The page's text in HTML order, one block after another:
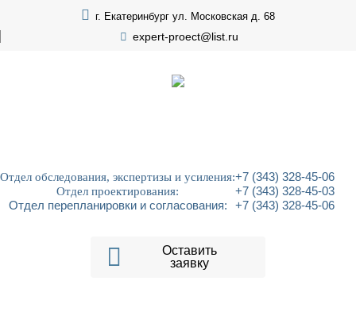
г. Екатеринбург ул. Московская д. 68
expert-proect@list.ru
Отдел обследования, экспертизы и усиления:+7 (343) 328-45-06
Отдел проектирования:
+7 (343) 328-45-03
Отдел перепланировки и согласования:
+7 (343) 328-45-06
Оставить
заявку